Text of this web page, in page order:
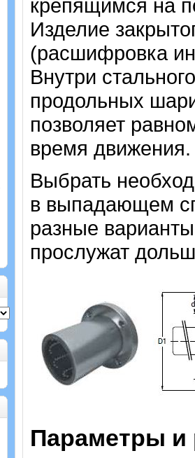
крепящимся на
Изделие
(расшифровка
Внутри
продольных
позволяет
время движения.
Выбрать
в выпадающем
разные
прослужат
Параметры и